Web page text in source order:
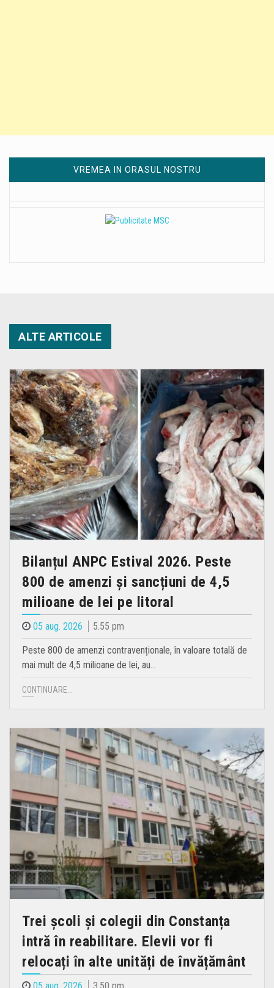
VREMEA IN ORASUL NOSTRU
ALTE ARTICOLE
Bilanțul ANPC Estival 2026. Peste
800 de amenzi și sancțiuni de 4,5
milioane de lei pe litoral
05 aug. 2026 5.55 pm
Peste 800 de amenzi contravenționale, în valoare totală de
mai mult de 4,5 milioane de lei, au…
CONTINUARE...
Trei școli și colegii din Constanța
intră în reabilitare. Elevii vor fi
relocați în alte unități de învățământ